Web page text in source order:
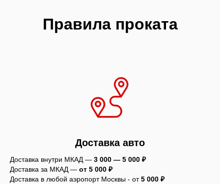
Правила проката
Доставка авто
Доставка внутри МКАД — 3 000 — 5 000 ₽
Доставка за МКАД — от 5 000 ₽
Доставка в любой аэропорт Москвы - от5 000 ₽